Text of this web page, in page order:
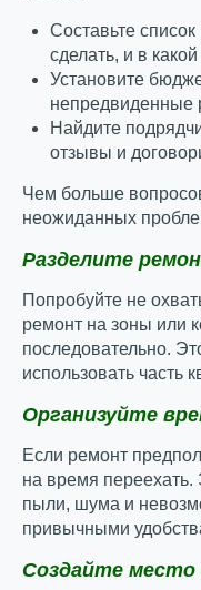
Составьте
сделать, и в
Установите
непредвиденные
Найдите
отзывы и
Чем больше
неожиданных
Разделите
Попробуйте не
ремонт на зоны или
последовательно.
использовать часть
Организуйте
Если ремонт
на время переехать.
пыли, шума и
привычными
Создайте место